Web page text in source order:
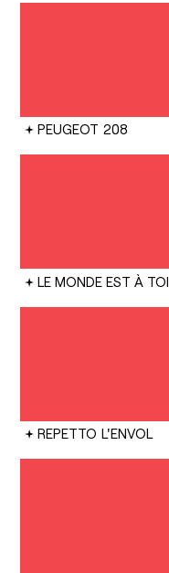
PEUGEOT 208
LE MONDE EST À TOI
REPETTO L'ENVOL